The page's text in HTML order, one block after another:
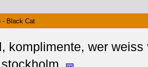
- Black Cat
komplimente, wer weiss